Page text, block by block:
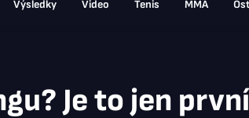
Výsledky Video Tenis MMA
Je to jen